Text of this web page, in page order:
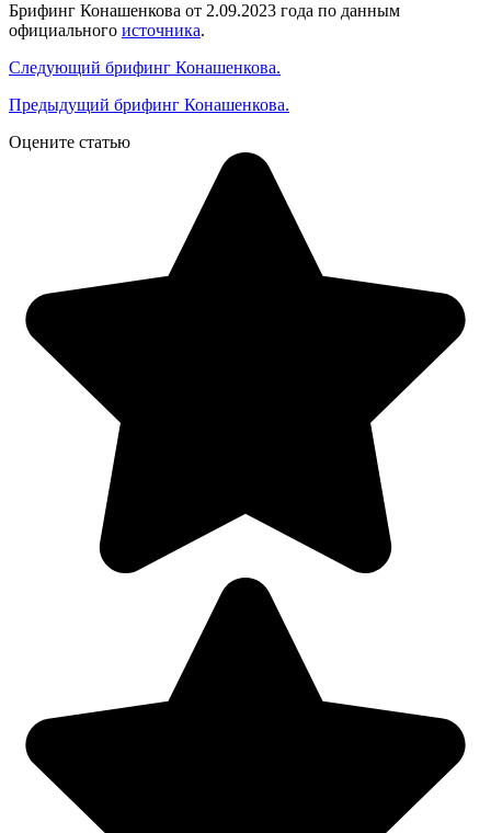
Брифинг Конашенкова от 2.09.2023 года по данным
официального источника.
Следующий брифинг Конашенкова.
Предыдущий брифинг Конашенкова.
Оцените статью